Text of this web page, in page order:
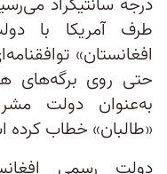
طرف آمریکا با
افغانستان»
حتی روی برگه‌های
به‌عنوان دولت
«طالبان» خطاب